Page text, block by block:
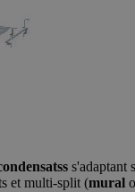
s'adaptant
et multi-split (mural